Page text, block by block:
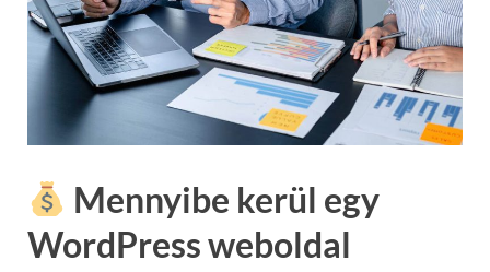
Mennyibe kerül egy
WordPress weboldal